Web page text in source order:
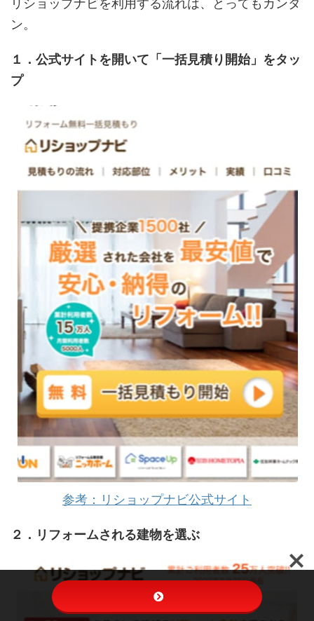
リショップナビを利用する流れは、とってもカンタ
ン。
１．公式サイトを開いて「一括見積り開始」をタッ
プ
参考：リショップナビ公式サイト
２．リフォームされる建物を選ぶ